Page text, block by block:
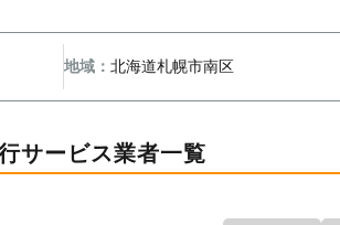
地域：北海道札幌市南区
サービス業者一覧